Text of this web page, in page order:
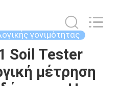
γονιμότητας
Soil Tester
μέτρηση